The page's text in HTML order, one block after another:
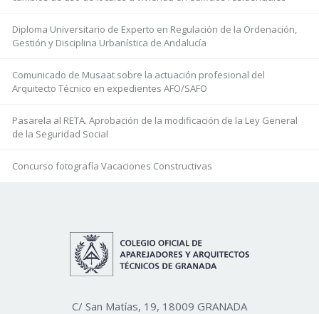
Diploma Universitario de Experto en Regulación de la Ordenación,
Gestión y Disciplina Urbanística de Andalucía
Comunicado de Musaat sobre la actuación profesional del
Arquitecto Técnico en expedientes AFO/SAFO
Pasarela al RETA. Aprobación de la modificación de la Ley General
de la Seguridad Social
Concurso fotografía Vacaciones Constructivas
C/ San Matías, 19, 18009 GRANADA